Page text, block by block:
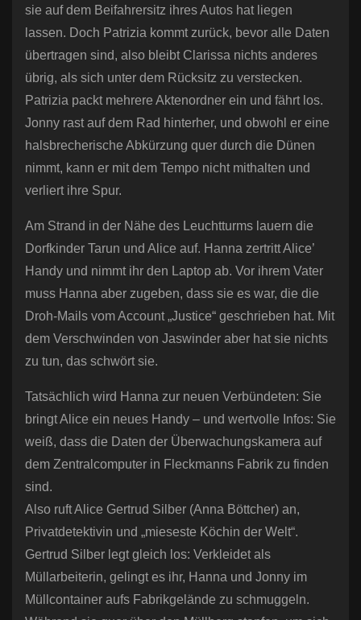
sie auf dem Beifahrersitz ihres Autos hat liegen
lassen. Doch Patrizia kommt zurück, bevor alle Daten
übertragen sind, also bleibt Clarissa nichts anderes
übrig, als sich unter dem Rücksitz zu verstecken.
Patrizia packt mehrere Aktenordner ein und fährt los.
Jonny rast auf dem Rad hinterher, und obwohl er eine
halsbrecherische Abkürzung quer durch die Dünen
nimmt, kann er mit dem Tempo nicht mithalten und
verliert ihre Spur.
Am Strand in der Nähe des Leuchtturms lauern die
Dorfkinder Tarun und Alice auf. Hanna zertritt Alice’
Handy und nimmt ihr den Laptop ab. Vor ihrem Vater
muss Hanna aber zugeben, dass sie es war, die die
Droh-Mails vom Account „Justice“ geschrieben hat. Mit
dem Verschwinden von Jaswinder aber hat sie nichts
zu tun, das schwört sie.
Tatsächlich wird Hanna zur neuen Verbündeten: Sie
bringt Alice ein neues Handy – und wertvolle Infos: Sie
weiß, dass die Daten der Überwachungskamera auf
dem Zentralcomputer in Fleckmanns Fabrik zu finden
sind.
Also ruft Alice Gertrud Silber (Anna Böttcher) an,
Privatdetektivin und „mieseste Köchin der Welt“.
Gertrud Silber legt gleich los: Verkleidet als
Müllarbeiterin, gelingt es ihr, Hanna und Jonny im
Müllcontainer aufs Fabrikgelände zu schmuggeln.